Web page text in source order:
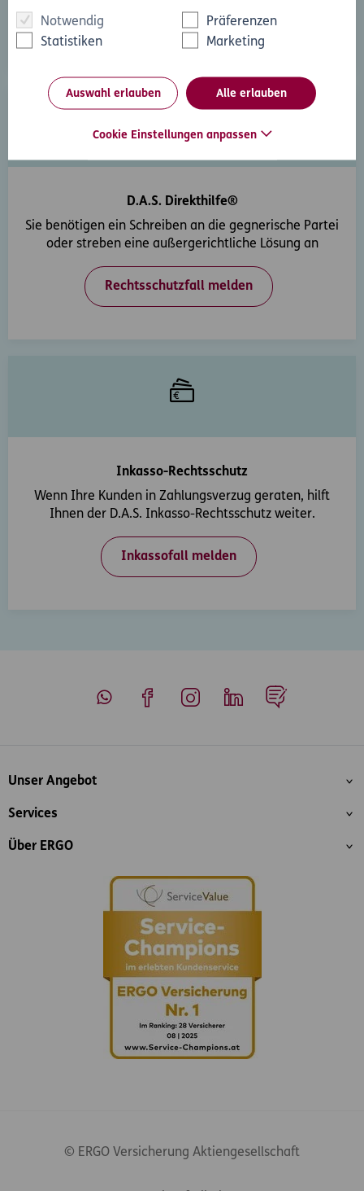
Notwendig
Präferenzen
Statistiken
Marketing
Auswahl erlauben Alle erlauben
Cookie Einstellungen anpassen
Rechtsfrage stellen
D.A.S. Direkthilfe®
Sie benötigen ein Schreiben an die gegnerische Partei
oder streben eine außergerichtliche Lösung an
Rechtsschutzfall melden
Inkasso-Rechtsschutz
Wenn Ihre Kunden in Zahlungsverzug geraten, hilft
Ihnen der D.A.S. Inkasso-Rechtsschutz weiter.
Inkassofall melden
Inhaltsübersicht
Unser Angebot
Services
Über ERGO
© ERGO Versicherung Aktiengesellschaft